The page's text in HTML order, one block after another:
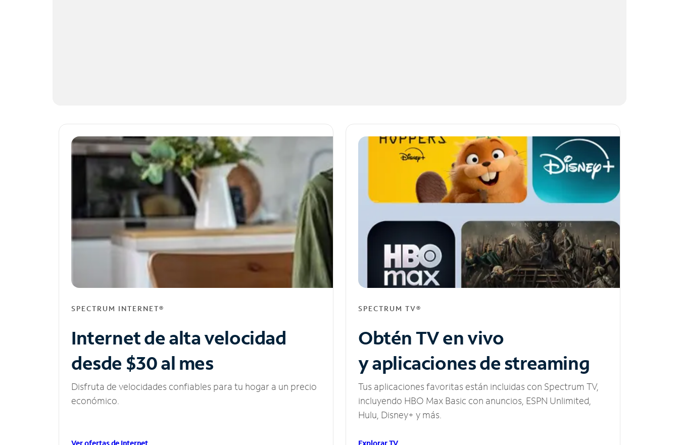
SPECTRUM INTERNET®
Internet de alta velocidad
desde $30 al mes
Disfruta de velocidades confiables para tu hogar a un precio
económico.
SPECTRUM TV®
Obtén TV en vivo
y aplicaciones de streaming
Tus aplicaciones favoritas están incluidas con Spectrum TV,
incluyendo HBO Max Basic con anuncios, ESPN Unlimited,
Hulu, Disney+ y más.